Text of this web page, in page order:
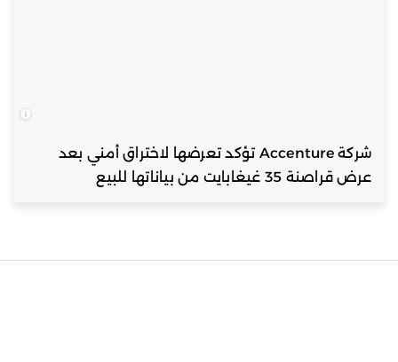
شركة Accenture تؤكد تعرضها لاختراق أمني بعد
عرض قراصنة 35 غيغابايت من بياناتها للبيع